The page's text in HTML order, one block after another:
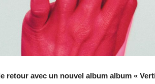
retour avec un nouvel album album «